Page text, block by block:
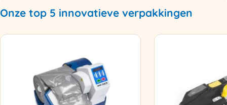
Onze top 5 innovatieve verpakkingen